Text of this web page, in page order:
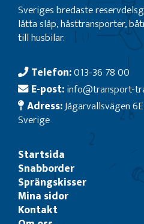
Sveriges bredaste
lätta släp, hästtransporter,
till husbilar.
Telefon:013-36 78 00
E-post:info@transport-
Adress:Jägarvallsvägen
Sverige
Startsida
Snabborder
Sprängskisser
Mina sidor
Kontakt